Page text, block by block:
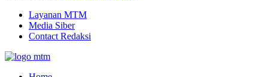
Layanan MTM
Media Siber
Contact Redaksi